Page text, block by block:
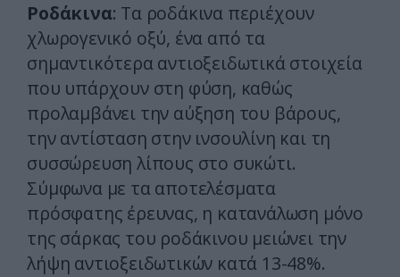
Ροδάκινα: Τα ροδάκινα περιέχουν
χλωρογενικό οξύ, ένα από τα
σημαντικότερα αντιοξειδωτικά στοιχεία
που υπάρχουν στη φύση, καθώς
προλαμβάνει την αύξηση του βάρους,
την αντίσταση στην ινσουλίνη και τη
συσσώρευση λίπους στο συκώτι.
Σύμφωνα με τα αποτελέσματα
πρόσφατης έρευνας, η κατανάλωση μόνο
της σάρκας του ροδάκινου μειώνει την
λήψη αντιοξειδωτικών κατά 13-48%.